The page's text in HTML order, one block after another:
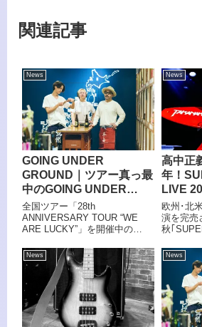
関連記事
News
GOING UNDER
GROUND｜ツアー真っ最
中のGOING UNDER
GROUNDよりショート
MV第3弾到着
全国ツアー「28th
ANNIVERSARY TOUR “WE
ARE LUCKY”」を開催中の
ショートMV第3弾を公開した。
映像にはラジオ出演時のオフシ
ョットや移動中の様子なども収
められており、ツアーを駆け抜
けるメンバーの自然体な表情
と、変わらぬバンドの空気感を
感じることができる。
News
高中正
年！
LIVE
欧州･北
演を完売
秋｢
日(金) の
ニーヒル
を皮切
...
News News